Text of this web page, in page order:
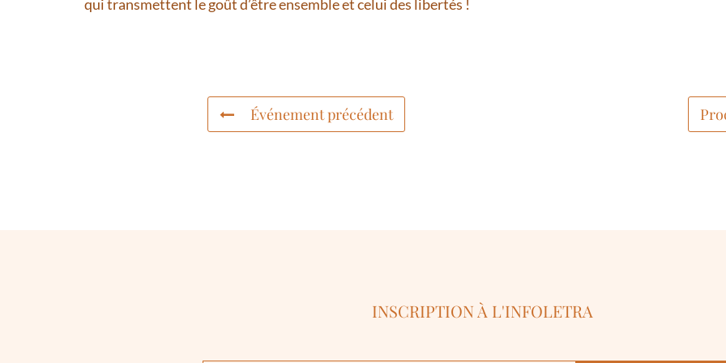
qui transmettent le goût d’être ensemble et celui des libertés !
Événement précédent
INSCRIPTION À L'INFOLETRA